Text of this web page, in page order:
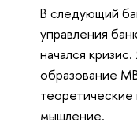
В следующий
управления
начался
образование
мышление.